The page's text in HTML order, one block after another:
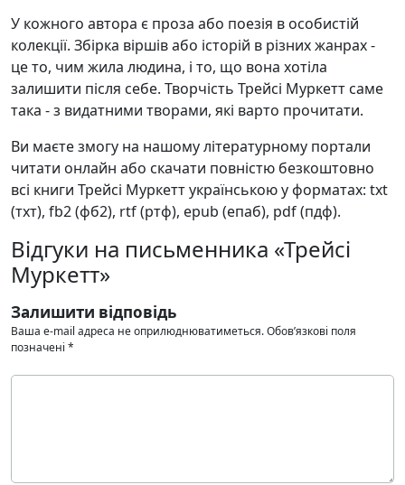
У кожного автора є проза або поезія в особистій
колекції. Збірка віршів або історій в різних жанрах -
це то, чим жила людина, і то, що вона хотіла
залишити після себе. Творчість Трейсі Муркетт саме
така - з видатними творами, які варто прочитати.
Ви маєте змогу на нашому літературному портали
читати онлайн або скачати повністю безкоштовно
всі книги Трейсі Муркетт українською у форматах: txt
(тхт), fb2 (фб2), rtf (ртф), epub (епаб), pdf (пдф).
Відгуки на письменника «Трейсі
Муркетт»
Залишити відповідь
Ваша e-mail адреса не оприлюднюватиметься.Обов’язкові поля
позначені *